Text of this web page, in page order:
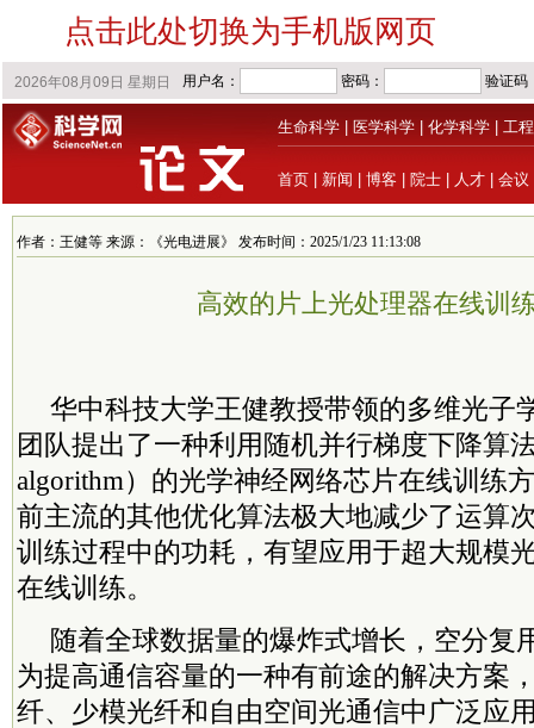
点击此处切换为手机版网页
生命科学 医学科学 化学科学 工
首页 新闻 博客 院士 人才 会议
作者：王健等 来源：《光电进展》 发布时间：2025/1/23 11:13:08
高效的片上光处理器在线训
华中科技大学王健教授带领的多维光子
团队提出了一种利用随机并行梯度下降算
algorithm）的光学神经网络芯片在线训练
前主流的其他优化算法极大地减少了运算
训练过程中的功耗，有望应用于超大规模
在线训练。
随着全球数据量的爆炸式增长，空分复
为提高通信容量的一种有前途的解决方案
纤、少模光纤和自由空间光通信中广泛应